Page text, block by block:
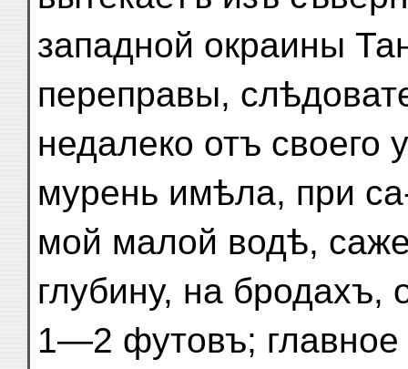
западной окраины
переправы,
недалеко отъ своего
мурень имѣла, при
мой малой водѣ,
глубину, на бродахъ,
1—2 футовъ;